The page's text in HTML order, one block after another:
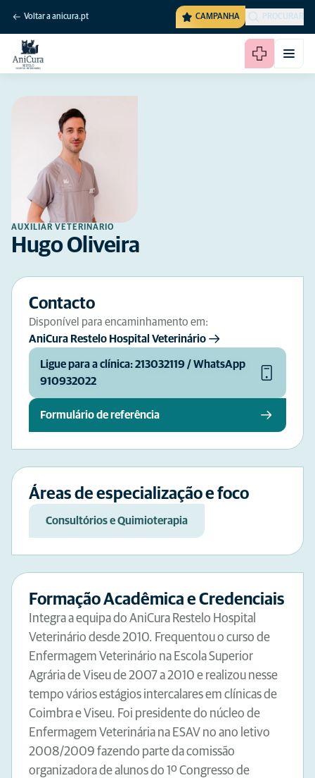
Voltar a anicura.pt CAMPANHA PROCURAR
AUXILIAR VETERINÁRIO
Hugo Oliveira
Contacto
Disponível para encaminhamento em:
AniCura Restelo Hospital Veterinário
Ligue para a clínica: 213032119 / WhatsApp
910932022
Formulário de referência
Áreas de especialização e foco
Consultórios e Quimioterapia
Formação Acadêmica e Credenciais
Integra a equipa do AniCura Restelo Hospital
Veterinário desde 2010. Frequentou o curso de
Enfermagem Veterinário na Escola Superior
Agrária de Viseu de 2007 a 2010 e realizou nesse
tempo vários estágios intercalares em clínicas de
Coimbra e Viseu. Foi presidente do núcleo de
Enfermagem Veterinária na ESAV no ano letivo
2008/2009 fazendo parte da comissão
organizadora de alunos do 1º Congresso de